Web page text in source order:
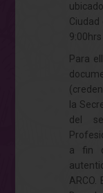
Para
la
del
a fin